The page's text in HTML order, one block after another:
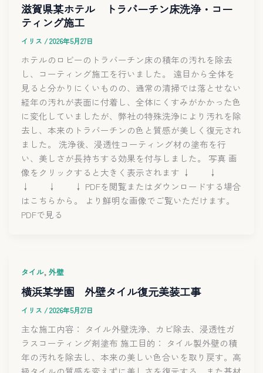
滋賀県某ホテル トラバーチン床洗浄・コー
ティング施工
イリス /2026年5月27日
ホテルのロビーのトラバーチン床の積年の汚れを除去
し、コーティング施工を行いました。 遠目から全体を
見ると分かりにくいものの、通常の清掃では落とせない
経年の汚れが表面に付着し、全体にくすみがかかった色
に変化していましたが、弊社の特殊洗浄により汚れを除
去し、本来のトラバーチンの色と質感が美しく復元され
ました。 洗浄後、浸透性コーティング材の塗布を行
い、美しさが長持ちする効果を付与しました。 写真 画
像をクリックすると大きく表示されます ↓ ↓
↓ ↓ ↓ PDFを閲覧またはダウンロードする場合
はこちらから。 より鮮明な画像でご覧いただけます。
PDFで見る
タイル,外壁
横浜某学園 外壁タイル復元美装工事
イリス /2026年5月27日
主な施工内容： タイル外壁洗浄、カビ除去、浸透性ガ
ラスコーティング剤塗布 施工目的： タイル製外壁の積
年の汚れを除去し、本来の美しい色合いを取り戻す。高